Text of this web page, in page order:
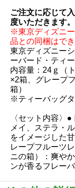
ご注文に応じて
度いただきます。
※東京ディズニ
品との同梱はでき
東京ディズニー
ーバード・ティ
内容量：24ｇ（
×2箱、グレープ
箱）
※ティーバッグタ
〈セット内容〉
メイ、ステラ・
をイメージした
レープフルーツ
ニの箱）：爽や
ンが香るフレー